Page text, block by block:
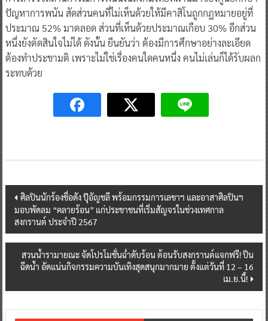
ปัญหาการพนัน สัดส่วนคนที่ไม่เห็นด้วยให้มีคาสิโนถูกกฎหมายอยู่ที่
ประมาณ 52% มาตลอด ส่วนที่เห็นด้วยประมาณเกือบ 30% อีกส่วน
หนึ่งยังตัดสินใจไม่ได้ ดังนั้น ยืนยันว่า ต้องมีการศึกษาอย่างละเอียด
ต้องทำประชามติ เพราะไม่ใช่เรื่องคนใดคนหนึ่ง คนไม่เล่นก็ได้รับผลก
ระทบด้วย
Post
navigation
ศิลปินนักร้องชื่อดัง ปุ๊อัญชลี พร้อมกรรมการเลขาฯ และอาสาศิลปินฯ
มอบพัดลม “คลายร้อน” แก่ประขาชนที่เริ่มสัญจรในช่วงเทศกาล
สงกรานต์ ประจำปี 2567
สวนน้ำรามายณะ จัดโปรโมชั่นฉ่ำดับร้อน ต้อนรับสงกรานต์แจกฟรี! ปืน
ฉีดน้ำ อัดแน่นกิจกรรมความบันเทิงสุดสนุกมากมาย ตั้งแต่วันที่ 12 – 16
เม.ย.นี้!